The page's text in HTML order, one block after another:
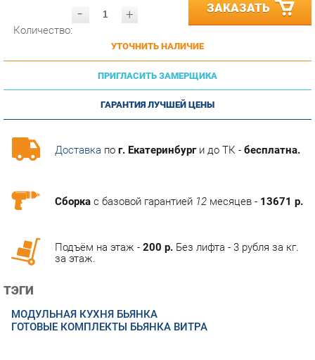
УТОЧНИТЬ НАЛИЧИЕ
ПРИГЛАСИТЬ ЗАМЕРЩИКА
ГАРАНТИЯ ЛУЧШЕЙ ЦЕНЫ
Доставкапог. Екатеринбурги до ТК -бесплатна.
ТЭГИ
ГОТОВЫЕ КОМПЛЕКТЫ БЬЯНКА ВИТРА
ОПИСАНИЕ